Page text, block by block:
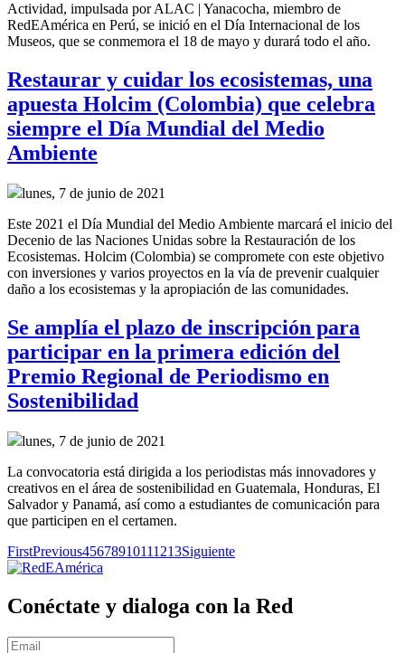
Actividad, impulsada por ALAC | Yanacocha, miembro de
RedEAmérica en Perú, se inició en el Día Internacional de los
Museos, que se conmemora el 18 de mayo y durará todo el año.
Restaurar y cuidar los ecosistemas, una
apuesta Holcim (Colombia) que celebra
siempre el Día Mundial del Medio
Ambiente
lunes, 7 de junio de 2021
Este 2021 el Día Mundial del Medio Ambiente marcará el inicio del
Decenio de las Naciones Unidas sobre la Restauración de los
Ecosistemas. Holcim (Colombia) se compromete con este objetivo
con inversiones y varios proyectos en la vía de prevenir cualquier
daño a los ecosistemas y la apropiación de las comunidades.
Se amplía el plazo de inscripción para
participar en la primera edición del
Premio Regional de Periodismo en
Sostenibilidad
lunes, 7 de junio de 2021
La convocatoria está dirigida a los periodistas más innovadores y
creativos en el área de sostenibilidad en Guatemala, Honduras, El
Salvador y Panamá, así como a estudiantes de comunicación para
que participen en el certamen.
FirstPrevious45678910111213Siguiente
Conéctate y dialoga con la Red